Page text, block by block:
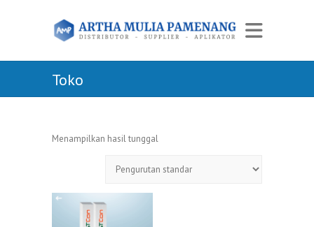
Toko
Menampilkan hasil tunggal